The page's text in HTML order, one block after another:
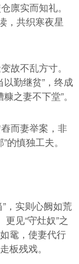
廪实而知礼。
，共织寒夜星
故不乱方寸。
勤继贫”，终成
之妻不下堂”。
而妻举案，非
的慎独工夫。
，实则心阙如荒
见“守灶奴”之
鼋，使妻代行
板残戏。